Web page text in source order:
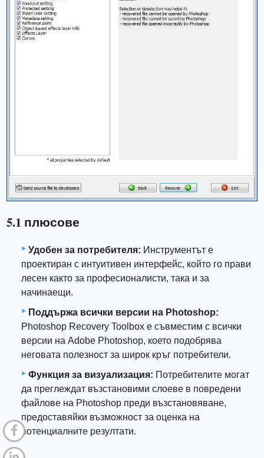
5.1 плюсове
Удобен за потребителя: Инструментът е
проектиран с интуитивен интерфейс, който го прави
лесен както за професионалисти, така и за
начинаещи.
Поддържа всички версии на Photoshop:
Photoshop Recovery Toolbox е съвместим с всички
версии на Adobe Photoshop, което подобрява
неговата полезност за широк кръг потребители.
Функция за визуализация: Потребителите могат
да преглеждат възстановими слоеве в повредени
файлове на Photoshop преди възстановяване,
предоставяйки възможност за оценка на
потенциалните резултати.